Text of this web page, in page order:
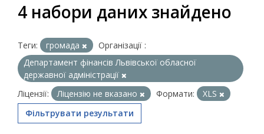
4 набори даних знайдено
Теги: громада
Організації :
Департамент фінансів Львівської обласної
державної адміністрації
Ліцензії:
Ліцензію не вказано Формати:
XLS
Фільтрувати результати